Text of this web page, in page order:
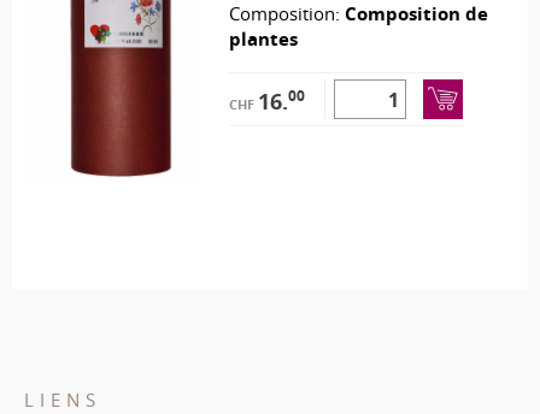
Composition: Composition de
plantes
CHF 16.00
LIENS